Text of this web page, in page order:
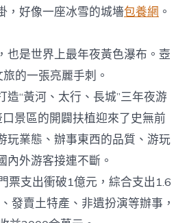
，好像一座冰雪的城墻包養網 。
是世界上最年夜黃色瀑布。壺
的一張亮麗手刺。
“黃河、太行、長城”三年夜游
景區的開闢扶植迎來了史無前
玩業態、辦事東西的品質、游玩
外游客接連不斷。
支出衝破1億元，綜合支出1.6
發賣土特產、非遺扮演等辦事，